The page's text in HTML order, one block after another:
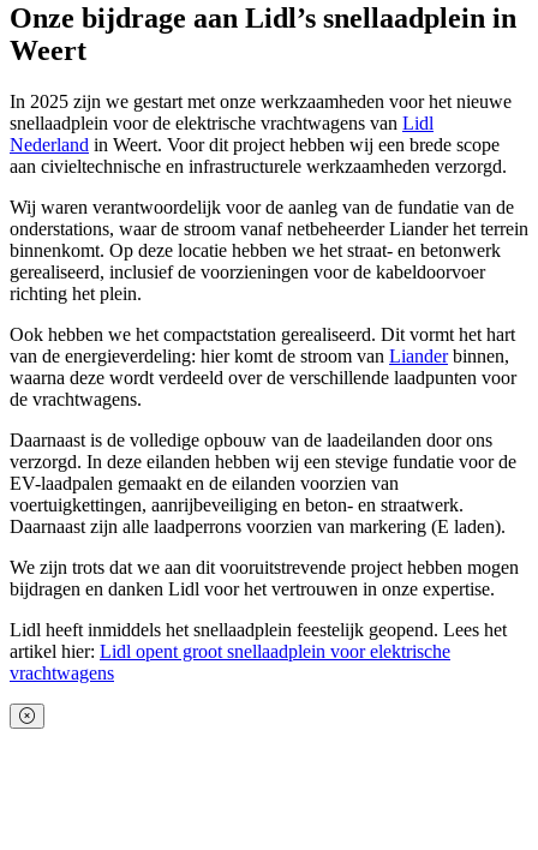
Onze bijdrage aan Lidl’s snellaadplein in
Weert
In 2025 zijn we gestart met onze werkzaamheden voor het nieuwe
snellaadplein voor de elektrische vrachtwagens van Lidl
Nederland in Weert. Voor dit project hebben wij een brede scope
aan civieltechnische en infrastructurele werkzaamheden verzorgd.
Wij waren verantwoordelijk voor de aanleg van de fundatie van de
onderstations, waar de stroom vanaf netbeheerder Liander het terrein
binnenkomt. Op deze locatie hebben we het straat- en betonwerk
gerealiseerd, inclusief de voorzieningen voor de kabeldoorvoer
richting het plein.
Ook hebben we het compactstation gerealiseerd. Dit vormt het hart
van de energieverdeling: hier komt de stroom van Lianderbinnen,
waarna deze wordt verdeeld over de verschillende laadpunten voor
de vrachtwagens.
Daarnaast is de volledige opbouw van de laadeilanden door ons
verzorgd. In deze eilanden hebben wij een stevige fundatie voor de
EV-laadpalen gemaakt en de eilanden voorzien van
voertuigkettingen, aanrijbeveiliging en beton- en straatwerk.
Daarnaast zijn alle laadperrons voorzien van markering (E laden).
We zijn trots dat we aan dit vooruitstrevende project hebben mogen
bijdragen en danken Lidl voor het vertrouwen in onze expertise.
Lidl heeft inmiddels het snellaadplein feestelijk geopend. Lees het
artikel hier: Lidl opent groot snellaadplein voor elektrische
vrachtwagens